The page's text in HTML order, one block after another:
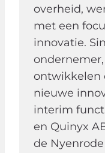
overheid,
met een
innovatie.
ontwikkelen
nieuwe
interim
en Quinyx
de